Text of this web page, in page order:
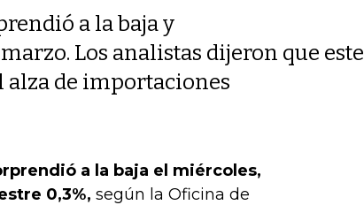
a la baja y
Los analistas dijeron que este
alza de importaciones
a la baja el miércoles,
0,3%, según la Oficina de